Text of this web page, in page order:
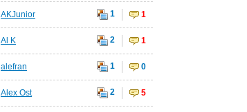
AKJunior 1 1
Al K 2 1
alefran 1 0
Alex Ost 2 5